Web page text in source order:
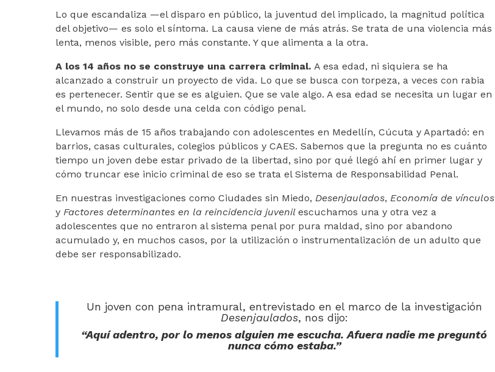
Lo que escandaliza —el disparo en público, la juventud del implicado, la magnitud política
del objetivo— es solo el síntoma. La causa viene de más atrás. Se trata de una violencia más
lenta, menos visible, pero más constante. Y que alimenta a la otra.
A los 14 años no se construye una carrera criminal. A esa edad, ni siquiera se ha
alcanzado a construir un proyecto de vida. Lo que se busca con torpeza, a veces con rabia
es pertenecer. Sentir que se es alguien. Que se vale algo. A esa edad se necesita un lugar en
el mundo, no solo desde una celda con código penal.
Llevamos más de 15 años trabajando con adolescentes en Medellín, Cúcuta y Apartadó: en
barrios, casas culturales, colegios públicos y CAES. Sabemos que la pregunta no es cuánto
tiempo un joven debe estar privado de la libertad, sino por qué llegó ahí en primer lugar y
cómo truncar ese inicio criminal de eso se trata el Sistema de Responsabilidad Penal.
En nuestras investigaciones como Ciudades sin Miedo, Desenjaulados, Economía de vínculos
y Factores determinantes en la reincidencia juvenil escuchamos una y otra vez a
adolescentes que no entraron al sistema penal por pura maldad, sino por abandono
acumulado y, en muchos casos, por la utilización o instrumentalización de un adulto que
debe ser responsabilizado.
Un joven con pena intramural, entrevistado en el marco de la investigación
Desenjaulados, nos dijo:
“Aquí adentro, por lo menos alguien me escucha. Afuera nadie me preguntó
nunca cómo estaba.”